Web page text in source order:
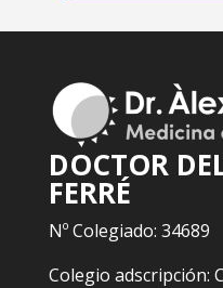
DOCTOR
FERRÉ
Nº Colegiado: 34689
Colegio adscripción: